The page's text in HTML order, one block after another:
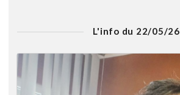
L'info du 22/05/26